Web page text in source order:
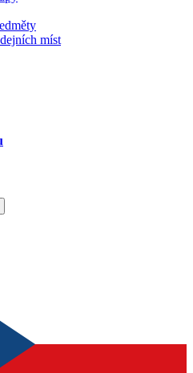
míst